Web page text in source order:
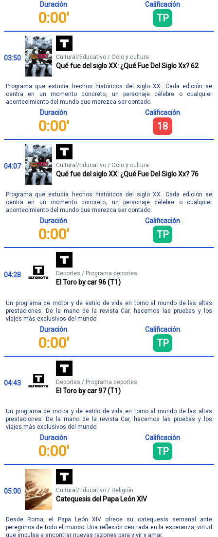
Duración
0:00'
Calificación
TP
03:50 Cultural/Educativo / Ocio y cultura
Qué fue del siglo XX: ¿Qué Fue Del Siglo Xx? 62
Programa que estudia hechos históricos del siglo XX. Cada edición se
centra en un momento concreto, un personaje célebre o cualquier
acontecimiento del mundo que merezca ser contado.
Duración
0:00'
Calificación
18
04:07 Cultural/Educativo / Ocio y cultura
Qué fue del siglo XX: ¿Qué Fue Del Siglo Xx? 76
Programa que estudia hechos históricos del siglo XX. Cada edición se
centra en un momento concreto, un personaje célebre o cualquier
acontecimiento del mundo que merezca ser contado.
Duración
0:00'
Calificación
TP
04:28 Deportes / Programa deportes
El Toro by car 96 (T1)
Un programa de motor y de estilo de vida en torno al mundo de las altas
prestaciones. De la mano de la revista Car, hacemos las pruebas y los
viajes más exclusivos del mundo.
Duración
0:00'
Calificación
TP
04:43 Deportes / Programa deportes
El Toro by car 97 (T1)
Un programa de motor y de estilo de vida en torno al mundo de las altas
prestaciones. De la mano de la revista Car, hacemos las pruebas y los
viajes más exclusivos del mundo.
Duración
0:00'
Calificación
TP
05:00 Cultural/Educativo / Religión
Catequesis del Papa León XIV
Desde Roma, el Papa León XIV ofrece su catequesis semanal ante
peregrinos de todo el mundo. Una reflexión centrada en la esperanza, virtud
que impulsa a encontrar nuevas razones para vivir y amar.